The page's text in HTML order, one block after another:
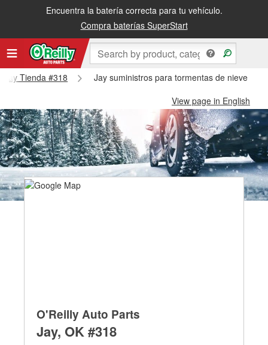
Encuentra la batería correcta para tu vehículo.
Compra baterías SuperStart
Jay Tienda #318
Jay suministros para tormentas de nieve -
View page in English
O'Reilly Auto Parts
Jay, OK #318